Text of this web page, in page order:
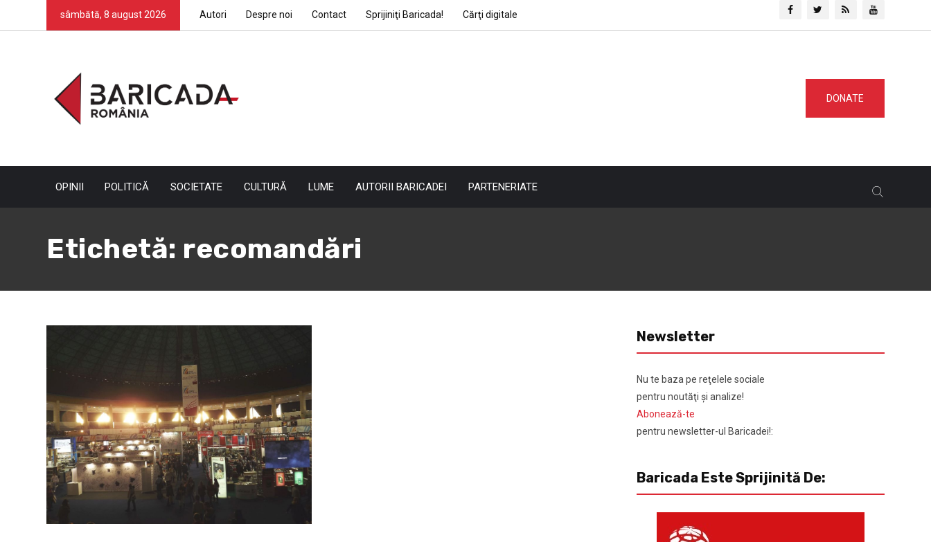
sâmbătă, 8 august 2026 Autori Despre noi Contact Sprijiniţi Baricada! Cărţi digitale
DONATE
OPINII POLITICĂ SOCIETATE CULTURĂ LUME AUTORII BARICADEI PARTENERIATE
Etichetă: recomandări
Newsletter
Nu te baza pe reţelele sociale
pentru noutăţi şi analize!
Abonează-te
pentru newsletter-ul Baricadei!:
Baricada Este Sprijinită De: